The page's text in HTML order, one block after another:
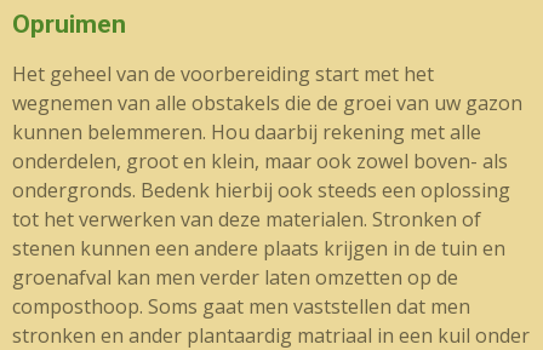
Opruimen
Het geheel van de voorbereiding start met het
wegnemen van alle obstakels die de groei van uw gazon
kunnen belemmeren. Hou daarbij rekening met alle
onderdelen, groot en klein, maar ook zowel boven- als
ondergronds. Bedenk hierbij ook steeds een oplossing
tot het verwerken van deze materialen. Stronken of
stenen kunnen een andere plaats krijgen in de tuin en
groenafval kan men verder laten omzetten op de
composthoop. Soms gaat men vaststellen dat men
stronken en ander plantaardig matriaal in een kuil onder